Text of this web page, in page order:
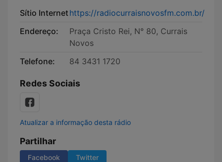
Sítio Internethttps://radiocurraisnovosfm.com.br/
Endereço:
Praça Cristo Rei, N° 80, Currais
Novos
Telefone:
84 3431 1720
Redes Sociais
Atualizar a informação desta rádio
Partilhar
Facebook Twitter